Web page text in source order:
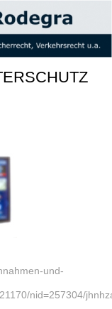
und-
nid=257304/